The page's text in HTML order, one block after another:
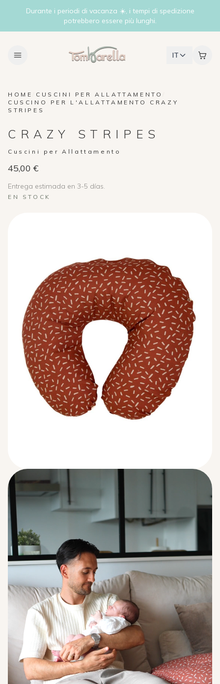
Durante i periodi di vacanza ☀️, i tempi di spedizione
potrebbero essere più lunghi.
IT
HOME CUSCINI PER ALLATTAMENTO
CUSCINO PER L'ALLATTAMENTO CRAZY
STRIPES
CRAZY STRIPES
Cuscini per Allattamento
45,00 €
Entrega estimada en 3-5 días.
EN STOCK